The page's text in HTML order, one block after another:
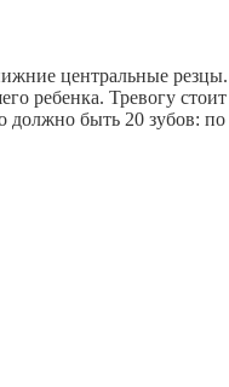
центральные
ребенка. Тревогу
должно быть 20 зубов: